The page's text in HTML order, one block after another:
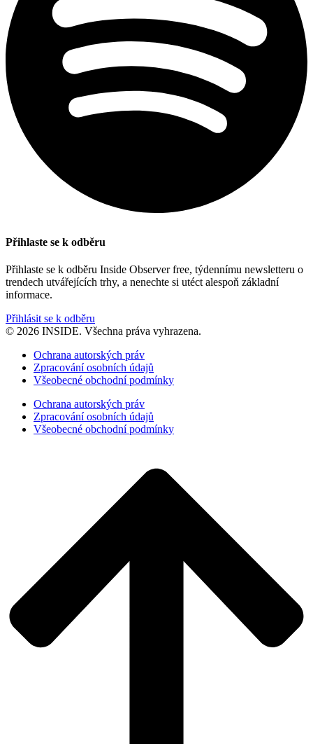
Přihlaste se k odběru
Přihlaste se k odběru Inside Observer free, týdennímu newsletteru o
trendech utvářejících trhy, a nenechte si utéct alespoň základní
informace.
Přihlásit se k odběru
© 2026 INSIDE. Všechna práva vyhrazena.
Ochrana autorských práv
Zpracování osobních údajů
Všeobecné obchodní podmínky
Ochrana autorských práv
Zpracování osobních údajů
Všeobecné obchodní podmínky